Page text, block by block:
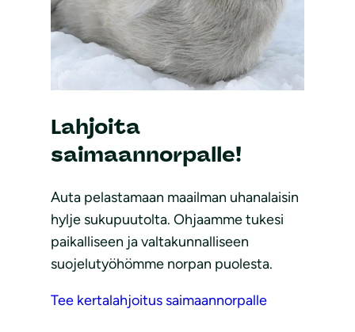
Lahjoita
saimaannorpalle!
Auta pelastamaan maailman uhanalaisin
hylje sukupuutolta. Ohjaamme tukesi
paikalliseen ja valtakunnalliseen
suojelutyöhömme norpan puolesta.
Tee kertalahjoitus saimaannorpalle